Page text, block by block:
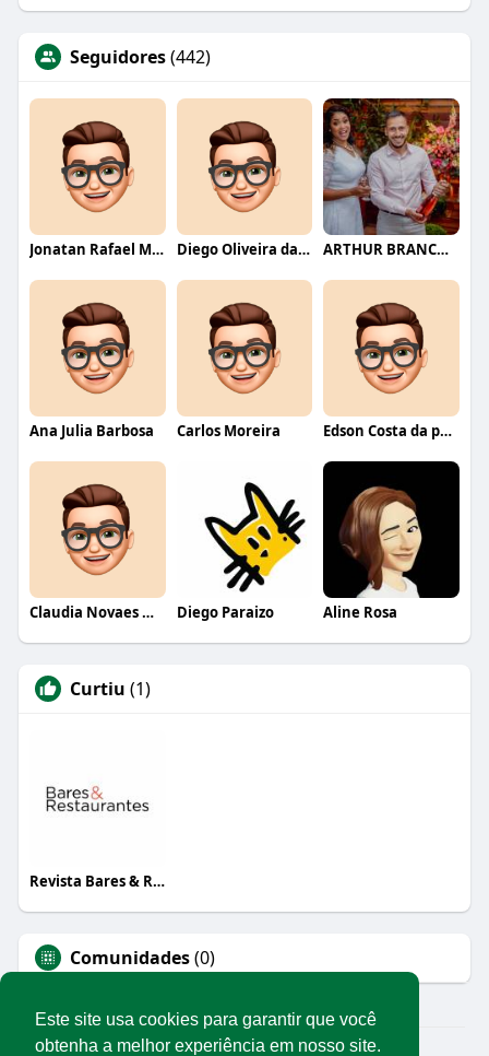
Este site usa cookies para garantir que você
obtenha a melhor experiência em nosso site.
Seguidores(442)
Jonatan Rafael Mello Diego Oliveira da Motta ARTHUR BRANCO FERNANDES
Ana Julia Barbosa Carlos Moreira Edson Costa da paixão
Claudia Novaes Novaes Diego Paraizo Aline Rosa
Curtiu (1)
Revista Bares & Restaurantes
Comunidades(0)